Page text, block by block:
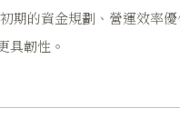
期的資金規劃、營運效率
具韌性。